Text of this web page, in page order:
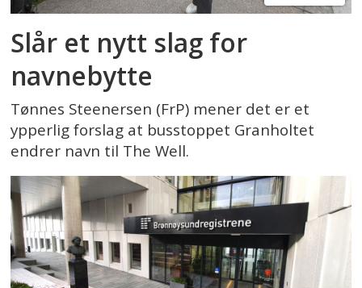
Slår et nytt slag for
navnebytte
Tønnes Steenersen (FrP) mener det er et
ypperlig forslag at busstoppet Granholtet
endrer navn til The Well.